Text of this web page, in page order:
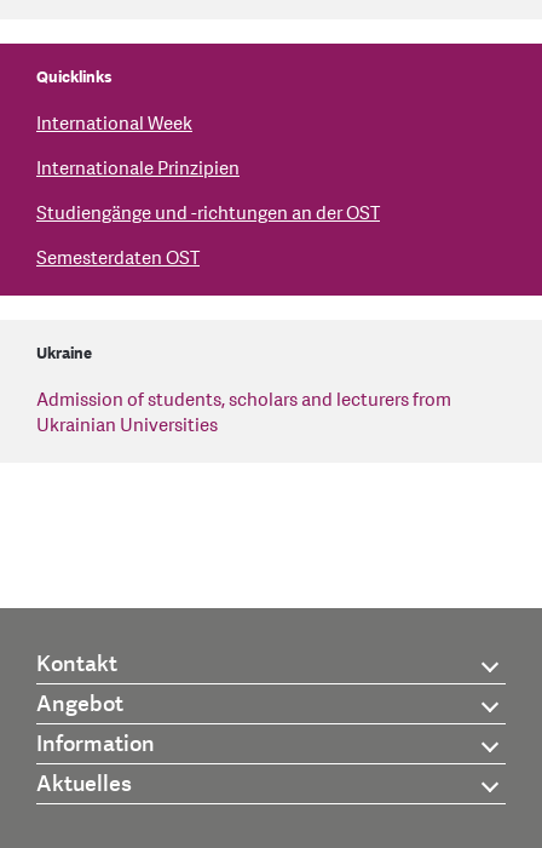
Quicklinks
International Week
Internationale Prinzipien
Studiengänge und -richtungen an der OST
Semesterdaten OST
Ukraine
Admission of students, scholars and lecturers from
Ukrainian Universities
Kontakt
Angebot
Information
Aktuelles